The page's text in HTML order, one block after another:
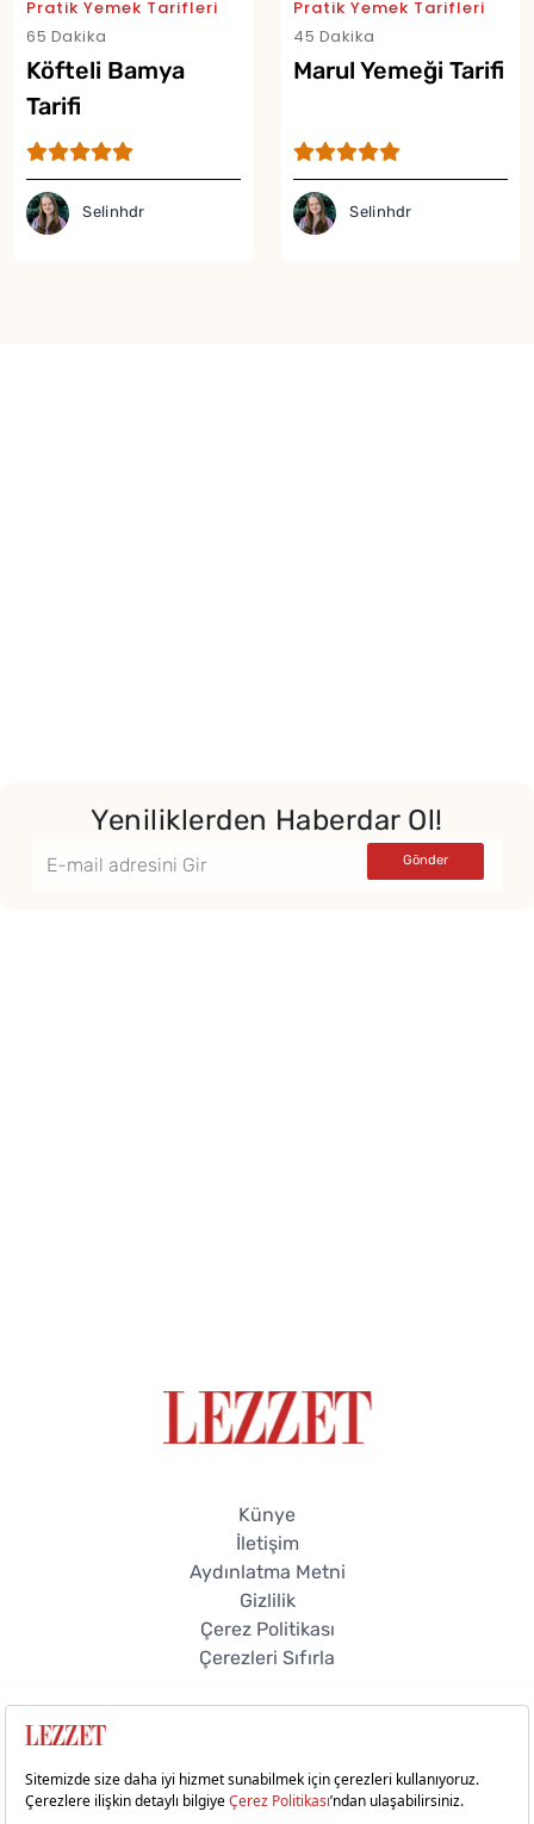
Pratik Yemek Tarifleri
65 Dakika
Köfteli Bamya
Tarifi
Selinhdr
Pratik Yemek Tarifleri
45 Dakika
Marul Yemeği Tarifi
Selinhdr
Yeniliklerden Haberdar Ol!
Künye
İletişim
Aydınlatma Metni
Gizlilik
Çerez Politikası
Çerezleri Sıfırla